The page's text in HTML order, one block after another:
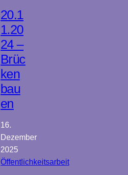
20.1
1.20
24 –
Brüc
ken
bau
en
16.
Dezember
2025
Öffentlichkeitsarbeit